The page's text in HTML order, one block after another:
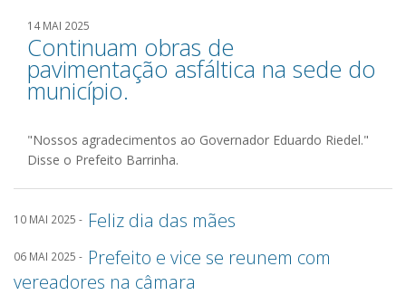
14 MAI 2025
Continuam obras de
pavimentação asfáltica na sede do
município.
"Nossos agradecimentos ao Governador Eduardo Riedel."
Disse o Prefeito Barrinha.
10 MAI 2025 - Feliz dia das mães
06 MAI 2025 - Prefeito e vice se reunem com
vereadores na câmara